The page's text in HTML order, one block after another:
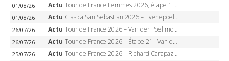
01/08/26 Actu Tour de France Femmes 2026, étape 1 – Lorena Wiebes intouchable à Lausanne, premier maillot jaune
01/08/26 Actu Clasica San Sebastian 2026 – Evenepoel recordman, 4e victoire, Carapaz battu au sprint
26/07/26 Actu Tour de France 2026 – Van der Poel monumental à Paris, Pogacar égale le record des cinq sacres
26/07/26 Actu Tour de France 2026 – Étape 21 : Van der Poel, Pogacar, qui succédera à Wout van Aert sur les Champs-Elysées ?
25/07/26 Actu Tour de France 2026 – Richard Carapaz roi des Alpes, doublé et maillot à pois, Seixas perd le podium